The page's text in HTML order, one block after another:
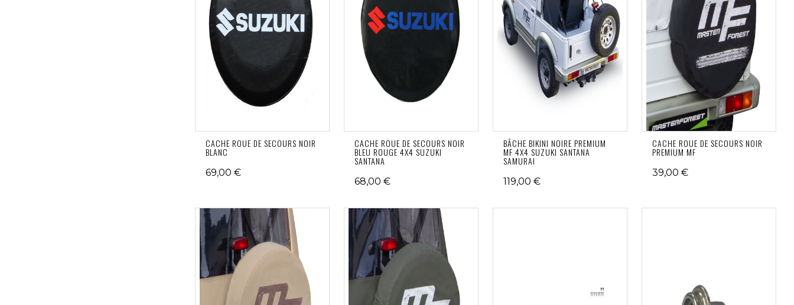
CACHE ROUE DE SECOURS NOIR
BLANC
69,00 €
CACHE ROUE DE SECOURS NOIR
BLEU ROUGE 4X4 SUZUKI
SANTANA
68,00 €
BÂCHE BIKINI NOIRE PREMIUM
MF 4X4 SUZUKI SANTANA
SAMURAI
119,00 €
CACHE ROUE DE SECOURS NOIR
PREMIUM MF
39,00 €